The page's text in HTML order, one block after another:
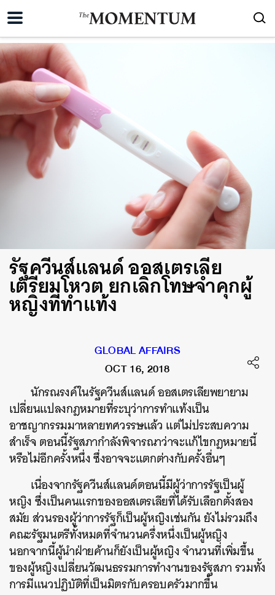
รัฐควีนส์แลนด์ ออสเตรเลีย
เตรียมโหวต ยกเลิกโทษจำคุกผู้
หญิงที่ทำแท้ง
GLOBAL AFFAIRS
OCT 16, 2018
นักรณรงค์ในรัฐควีนส์แลนด์ ออสเตรเลียพยายาม
เปลี่ยนแปลงกฎหมายที่ระบุว่าการทำแท้งเป็น
อาชญากรรมมาหลายทศวรรษแล้ว แต่ไม่ประสบความ
สำเร็จ ตอนนี้รัฐสภากำลังพิจารณาว่าจะแก้ไขกฎหมายนี้
หรือไม่อีกครั้งหนึ่ง ซึ่งอาจจะแตกต่างกับครั้งอื่นๆ
เนื่องจากรัฐควีนส์แลนด์ตอนนี้มีผู้ว่าการรัฐเป็นผู้
หญิง ซึ่งเป็นคนแรกของออสเตรเลียที่ได้รับเลือกตั้งสอง
สมัย ส่วนรองผู้ว่าการรัฐก็เป็นผู้หญิงเช่นกัน ยังไม่รวมถึง
คณะรัฐมนตรีทั้งหมดที่จำนวนครึ่งหนึ่งเป็นผู้หญิง
นอกจากนี้ผู้นำฝ่ายค้านก็ยังเป็นผู้หญิง จำนวนที่เพิ่มขึ้น
ของผู้หญิงเปลี่ยนวัฒนธรรมการทำงานของรัฐสภา รวมทั้ง
การมีแนวปฏิบัติที่เป็นมิตรกับครอบครัวมากขึ้น